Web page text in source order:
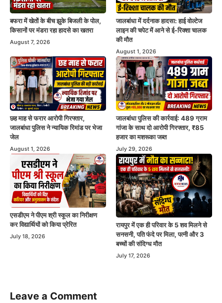
बफरा में खेतों के बीच झुके बिजली के पोल,
किसानों पर मंडरा रहा हादसे का खतरा
August 7, 2026
जालबांधा में दर्दनाक हादसा: हाई वोल्टेज
लाइन की चपेट में आने से ई-रिक्शा चालक
की मौत
August 1, 2026
छह माह से फरार आरोपी गिरफ्तार,
जालबांधा पुलिस ने न्यायिक रिमांड पर भेजा
जेल
August 1, 2026
जालबांधा पुलिस की कार्रवाई: 489 ग्राम
गांजा के साथ दो आरोपी गिरफ्तार, ₹85
हजार का मशरूका जब्त
July 29, 2026
एसडीएम ने पीएम श्री स्कूल का निरीक्षण
कर विद्यार्थियों को किया प्रेरित
July 18, 2026
रायपुर में एक ही परिवार के 5 शव मिलने से
सनसनी, पति फंदे पर मिला, पत्नी और 3
बच्चों की संदिग्ध मौत
July 17, 2026
Leave a Comment